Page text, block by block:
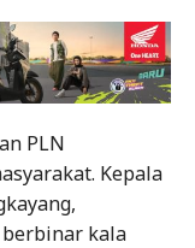
PLN
Kepala
berbinar kala